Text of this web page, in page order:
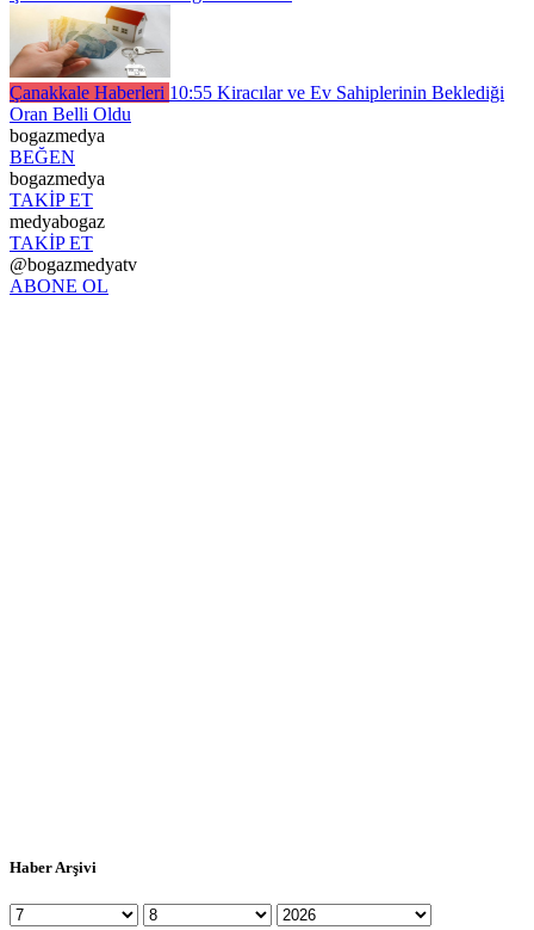
Çanakkale Haberleri 10:55 Kiracılar ve Ev Sahiplerinin Beklediği
Oran Belli Oldu
bogazmedya
BEĞEN
bogazmedya
TAKİP ET
medyabogaz
TAKİP ET
@bogazmedyatv
ABONE OL
Haber Arşivi